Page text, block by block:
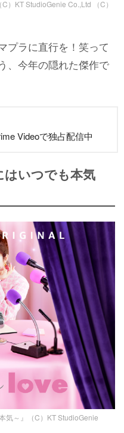
）KT StudioGenie Co.,Ltd （C）
プラに直行を！笑って
、今年の隠れた傑作で
Videoで独占配信中
はいつでも本気
気～』（C）KT StudioGenie